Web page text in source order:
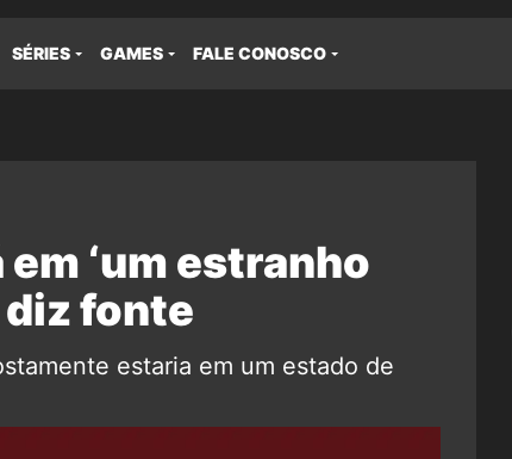
SÉRIES GAMES FALE CONOSCO
‘um estranho
diz fonte
estaria em um estado de